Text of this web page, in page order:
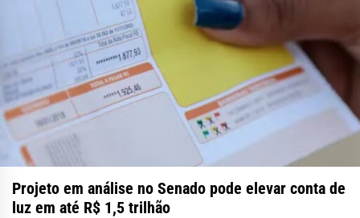
Projeto em análise no Senado pode elevar conta de
luz em até R$ 1,5 trilhão